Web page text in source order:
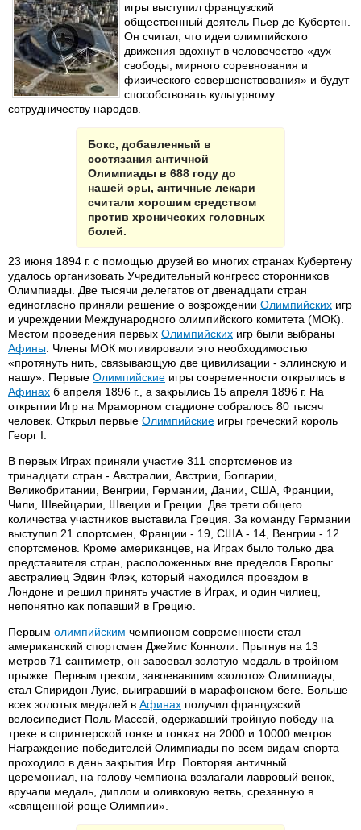
игры выступил французский
общественный деятель Пьер де Кубертен.
Он считал, что идеи олимпийского
движения вдохнут в человечество «дух
свободы, мирного соревнования и
физического совершенствования» и будут
способствовать культурному
сотрудничеству народов.
Бокс, добавленный в
состязания античной
Олимпиады в 688 году до
нашей эры, античные лекари
считали хорошим средством
против хронических головных
болей.
23 июня 1894 г. с помощью друзей во многих странах Кубертену
удалось организовать Учредительный конгресс сторонников
Олимпиады. Две тысячи делегатов от двенадцати стран
единогласно приняли решение о возрождении Олимпийских игр
и учреждении Международного олимпийского комитета (МОК).
Местом проведения первых Олимпийских игр были выбраны
Афины . Члены МОК мотивировали это необходимостью
«протянуть нить, связывающую две цивилизации - эллинскую и
нашу». Первые Олимпийские игры современности открылись в
Афинах б апреля 1896 г., а закрылись 15 апреля 1896 г. На
открытии Игр на Мраморном стадионе собралось 80 тысяч
человек. Открыл первые Олимпийские игры греческий король
Георг I.
В первых Играх приняли участие 311 спортсменов из
тринадцати стран - Австралии, Австрии, Болгарии,
Великобритании, Венгрии, Германии, Дании, США, Франции,
Чили, Швейцарии, Швеции и Греции. Две трети общего
количества участников выставила Греция. За команду Германии
выступил 21 спортсмен, Франции - 19, США - 14, Венгрии - 12
спортсменов. Кроме американцев, на Играх было только два
представителя стран, расположенных вне пределов Европы:
австралиец Эдвин Флэк, который находился проездом в
Лондоне и решил принять участие в Играх, и один чилиец,
непонятно как попавший в Грецию.
Первым олимпийским чемпионом современности стал
американский спортсмен Джеймс Конноли. Прыгнув на 13
метров 71 сантиметр, он завоевал золотую медаль в тройном
прыжке. Первым греком, завоевавшим «золото» Олимпиады,
стал Спиридон Луис, выигравший в марафонском беге. Больше
всех золотых медалей в Афинах получил французский
велосипедист Поль Массой, одержавший тройную победу на
треке в спринтерской гонке и гонках на 2000 и 10000 метров.
Награждение победителей Олимпиады по всем видам спорта
проходило в день закрытия Игр. Повторяя античный
церемониал, на голову чемпиона возлагали лавровый венок,
вручали медаль, диплом и оливковую ветвь, срезанную в
«священной роще Олимпии».